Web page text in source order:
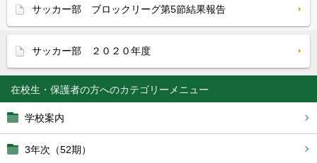
在校生・保護者の方へ
学校案内
3年次（52期）
サッカー部 ブロックリーグ第5節結果報告
サッカー部 ２０２０年度